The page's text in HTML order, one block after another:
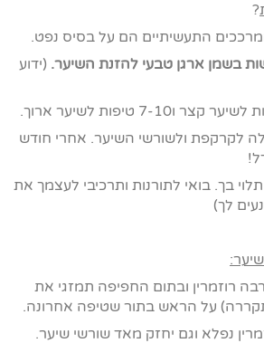
?
התעשיתיים הם על בסיס נפט.
בשמן ארגן טבעי להזנת השיער. (ידוע
לקרקפת ולשורשי השיער. אחרי חודש
בך. בואי לתורנות ותרכיבי לעצמך את
לך)
רוזמרין ובתום החפיפה תמזגי את
על הראש בתור שטיפה אחרונה.
נפלא וגם יחזק מאד שורשי שיער.